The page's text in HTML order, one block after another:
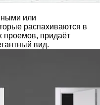
или
распахиваются в
проемов, придаёт
вид.